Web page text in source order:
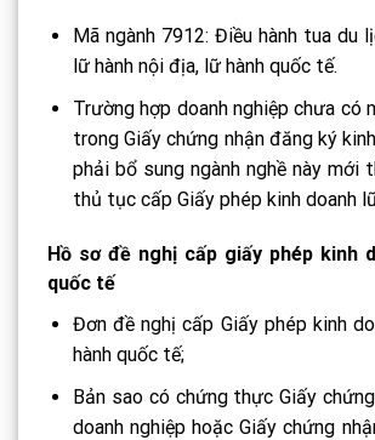
Mã ngành 7912: Điều hành tua du
lữ hành nội địa, lữ hành quốc tế.
Trường hợp doanh nghiệp chưa có
trong Giấy chứng nhận đăng ký
phải bổ sung ngành nghề này mới
thủ tục cấp Giấy phép kinh doanh
Hồ sơ đề nghị cấp giấy phép kinh
quốc tế
Đơn đề nghị cấp Giấy phép kinh
hành quốc tế;
Bản sao có chứng thực Giấy
doanh nghiệp hoặc Giấy chứng